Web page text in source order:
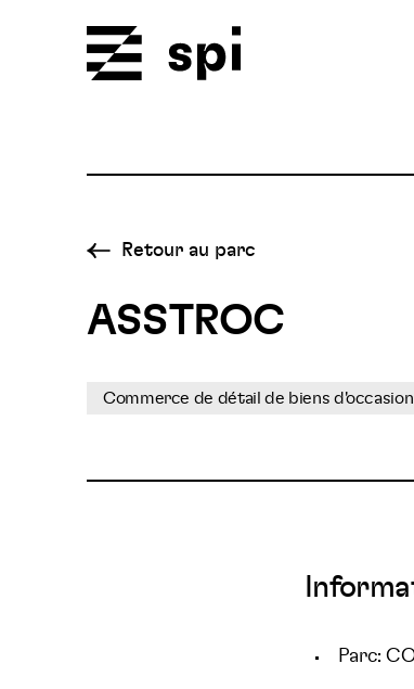
Retour au parc
ASSTROC
Commerce de détail de biens
Parc: